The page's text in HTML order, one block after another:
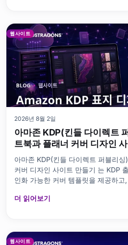
웹사이트
2026년 8월 2일
아마존 KDP(킨들 다이렉트
트북과 플래너 커버 디자인 사
아마존 KDP(킨들 다이렉트 퍼블리
커버 디자인 사이트 만들기 는 KDP
인화 가능한 커버 템플릿을 제공하고
더 읽어보기
웹사이트